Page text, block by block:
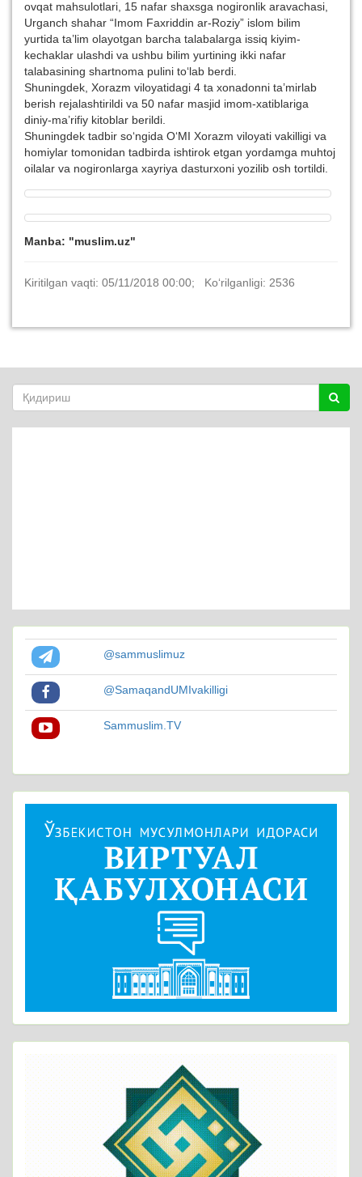
ovqat mahsulotlari, 15 nafar shaxsga nogironlik aravachasi,
Urganch shahar “Imom Faxriddin ar-Roziy” islom bilim
yurtida ta’lim olayotgan barcha talabalarga issiq kiyim-
kechaklar ulashdi va ushbu bilim yurtining ikki nafar
talabasining shartnoma pulini to‘lab berdi.
Shuningdek, Xorazm viloyatidagi 4 ta xonadonni ta’mirlab
berish rejalashtirildi va 50 nafar masjid imom-xatiblariga
diniy-ma’rifiy kitoblar berildi.
Shuningdek tadbir so‘ngida O‘MI Xorazm viloyati vakilligi va
homiylar tomonidan tadbirda ishtirok etgan yordamga muhtoj
oilalar va nogironlarga xayriya dasturxoni yozilib osh tortildi.
Manba: "muslim.uz"
Kiritilgan vaqti: 05/11/2018 00:00; Ko‘rilganligi: 2536
@sammuslimuz
@SamaqandUMIvakilligi
Sammuslim.TV